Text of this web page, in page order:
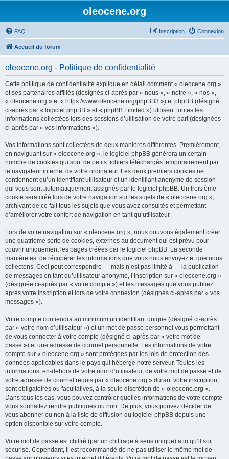
oleocene.org
FAQ Connexion
Inscription
Accueil du forum
oleocene.org - Politique de confidentialité
Cette politique de confidentialité explique en détail comment « oleocene.org »
et ses partenaires affiliés (désignés ci-après par « nous », « notre », « nos »,
« oleocene.org » et « https://www.oleocene.org/phpBB3 ») et phpBB (désigné
ci-après par « logiciel phpBB » et « phpBB Limited ») utilisent toutes les
informations collectées lors des sessions d’utilisation de votre part (désignées
ci-après par « vos informations »).
Vos informations sont collectées de deux manières différentes. Premièrement,
en naviguant sur « oleocene.org », le logiciel phpBB génèrera un certain
nombre de cookies qui sont de petits fichiers téléchargés temporairement par
le navigateur internet de votre ordinateur. Les deux premiers cookies ne
contiennent qu’un identifiant utilisateur et un identifiant anonyme de session
qui vous sont automatiquement assignés par le logiciel phpBB. Un troisième
cookie sera créé lors de votre navigation sur les sujets de « oleocene.org »,
archivant de ce fait tous les sujets que vous avez consultés et permettant
d’améliorer votre confort de navigation en tant qu’utilisateur.
Lors de votre navigation sur « oleocene.org », nous pouvons également créer
une quatrième sorte de cookies, externes au document qui est prévu pour
couvrir uniquement les pages créées par le logiciel phpBB. La seconde
manière est de récupérer les informations que vous nous envoyez et que nous
collectons. Ceci peut correspondre — mais n’est pas limité à — la publication
de messages en tant qu’utilisateur anonyme, l’inscription sur « oleocene.org »
(désignée ci-après par « votre compte ») et les messages que vous publiez
après votre inscription et lors de votre connexion (désignés ci-après par « vos
messages »).
Votre compte contiendra au minimum un identifiant unique (désigné ci-après
par « votre nom d’utilisateur ») et un mot de passe personnel vous permettant
de vous connecter à votre compte (désigné ci-après par « votre mot de
passe ») et une adresse de courriel personnelle. Les informations de votre
compte sur « oleocene.org » sont protégées par les lois de protection des
données applicables dans le pays qui héberge notre serveur. Toutes les
informations, en-dehors de votre nom d’utilisateur, de votre mot de passe et de
votre adresse de courriel requis par « oleocene.org » durant votre inscription,
sont obligatoires ou facultatives, à la seule discrétion de « oleocene.org ».
Dans tous les cas, vous pouvez contrôler quelles informations de votre compte
vous souhaitez rendre publiques ou non. De plus, vous pouvez décider de
vous abonner ou non à la liste de diffusion du logiciel phpBB depuis une
option disponible sur votre compte.
Votre mot de passe est chiffré (par un chiffrage à sens unique) afin qu’il soit
sécurisé. Cependant, il est recommandé de ne pas utiliser le même mot de